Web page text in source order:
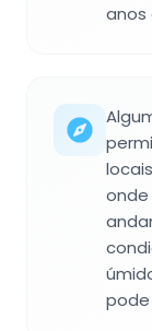
anos